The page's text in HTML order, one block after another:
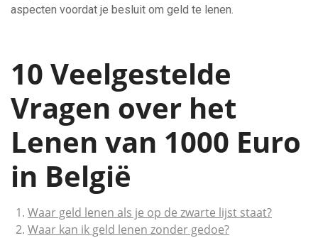
aspecten voordat je besluit om geld te lenen.
10 Veelgestelde
Vragen over het
Lenen van 1000 Euro
in België
Waar geld lenen als je op de zwarte lijst staat?
Waar kan ik geld lenen zonder gedoe?